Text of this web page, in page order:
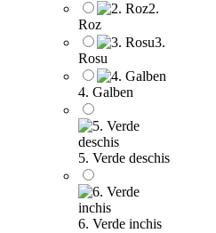
2.
Roz
3.
Rosu
4. Galben
5. Verde deschis
6. Verde inchis